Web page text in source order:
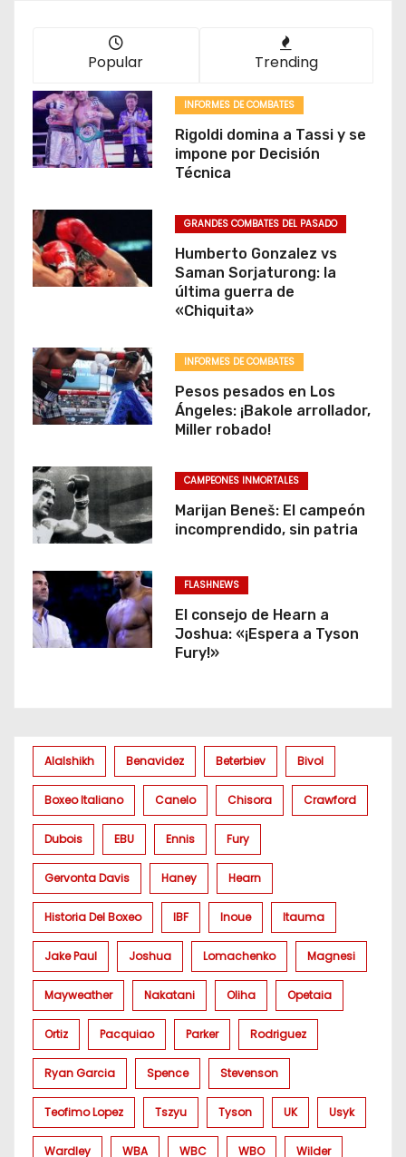
Popular Trending
INFORMES DE COMBATES
Rigoldi domina a Tassi y se
impone por Decisión
Técnica
GRANDES COMBATES DEL PASADO
Humberto Gonzalez vs
Saman Sorjaturong: la
última guerra de
«Chiquita»
INFORMES DE COMBATES
Pesos pesados en Los
Ángeles: ¡Bakole arrollador,
Miller robado!
CAMPEONES INMORTALES
Marijan Beneš: El campeón
incomprendido, sin patria
FLASHNEWS
El consejo de Hearn a
Joshua: «¡Espera a Tyson
Fury!»
Alalshikh Benavidez Beterbiev Bivol
Boxeo Italiano Canelo Chisora Crawford
Dubois EBU Ennis Fury
Gervonta Davis Haney Hearn
Historia Del Boxeo IBF Inoue Itauma
Jake Paul Joshua Lomachenko Magnesi
Mayweather Nakatani Oliha Opetaia
Ortiz Pacquiao Parker Rodriguez
Ryan Garcia Spence Stevenson
Teofimo Lopez Tszyu Tyson UK Usyk
Wardley WBA WBC WBO Wilder